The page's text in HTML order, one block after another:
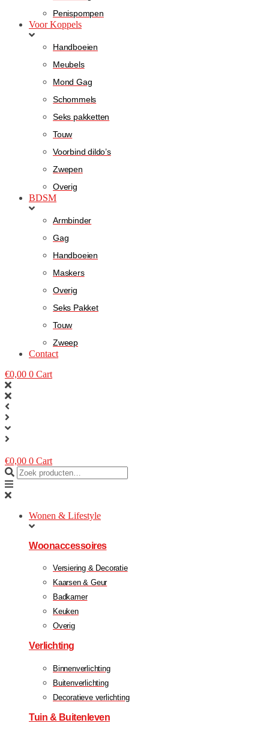
Penispompen
Voor Koppels
Handboeien
Meubels
Mond Gag
Schommels
Seks pakketten
Touw
Voorbind dildo’s
Zwepen
Overig
BDSM
Armbinder
Gag
Handboeien
Maskers
Overig
Seks Pakket
Touw
Zweep
Contact
€0,00 0 Cart
€0,00 0 Cart
Wonen & Lifestyle
Woonaccessoires
Versiering & Decoratie
Kaarsen & Geur
Badkamer
Keuken
Overig
Verlichting
Binnenverlichting
Buitenverlichting
Decoratieve verlichting
Tuin & Buitenleven